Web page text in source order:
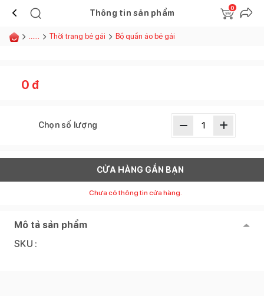
Thông tin sản phẩm
0
...... Thời trang bé gái Bộ quần áo bé gái
0 đ
Chọn số lượng
CỬA HÀNG GẦN BẠN
Chưa có thông tin cửa hàng.
Mô tả sản phẩm
SKU :